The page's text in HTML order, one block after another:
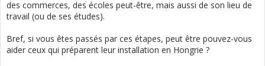
des commerces, des écoles peut-être, mais aussi de son lieu de
travail (ou de ses études).
Bref, si vous êtes passés par ces étapes, peut être pouvez-vous
aider ceux qui préparent leur installation en Hongrie ?